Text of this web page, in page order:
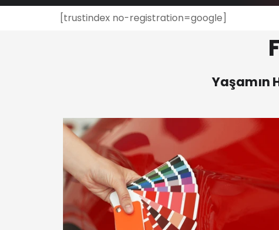
[trustindex no-registration=google]
Yaşamın